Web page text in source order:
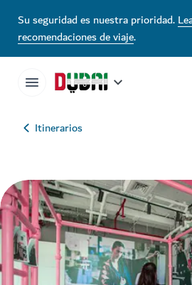
Su seguridad es nuestra prioridad.
recomendaciones de viaje.
Itinerarios